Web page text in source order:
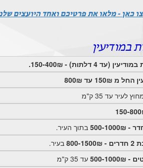
כאן - מלאו את פרטיכם ואחד היועצים
במודיעין
4 דלתות) - 150-400₪.
עד 800₪
בתוך העיר.
בעיר.
עד 35 ק"מ